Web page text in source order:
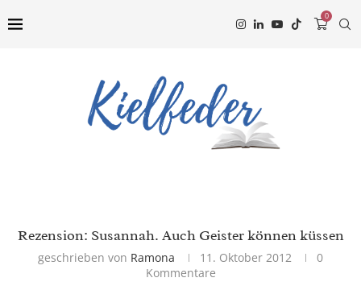
0
Rezension: Susannah. Auch Geister können küssen
geschrieben von Ramona 11. Oktober 2012
0
Kommentare